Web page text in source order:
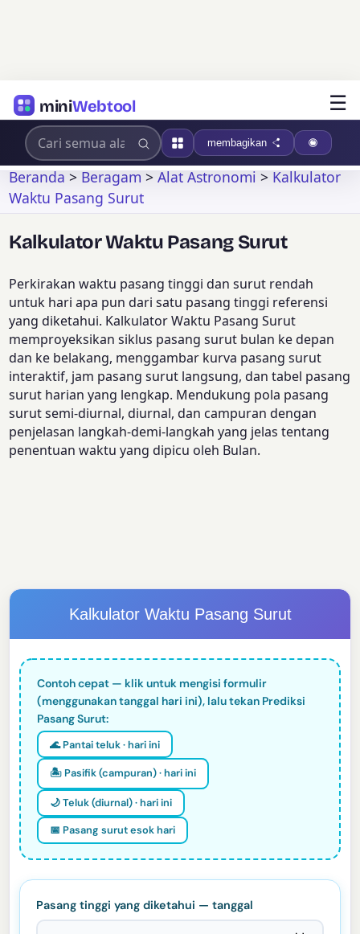
miniWebtool ☰
membagikan
Beranda>Beragam>Alat Astronomi>Kalkulator
Waktu Pasang Surut
Kalkulator Waktu Pasang Surut
Perkirakan waktu pasang tinggi dan surut rendah
untuk hari apa pun dari satu pasang tinggi referensi
yang diketahui. Kalkulator Waktu Pasang Surut
memproyeksikan siklus pasang surut bulan ke depan
dan ke belakang, menggambar kurva pasang surut
interaktif, jam pasang surut langsung, dan tabel pasang
surut harian yang lengkap. Mendukung pola pasang
surut semi-diurnal, diurnal, dan campuran dengan
penjelasan langkah-demi-langkah yang jelas tentang
penentuan waktu yang dipicu oleh Bulan.
Kalkulator Waktu Pasang Surut
Contoh cepat — klik untuk mengisi formulir
(menggunakan tanggal hari ini), lalu tekan Prediksi
Pasang Surut:
🌊 Pantai teluk · hari ini
🏝️ Pasifik (campuran) · hari ini
🌙 Teluk (diurnal) · hari ini
📅 Pasang surut esok hari
Pasang tinggi yang diketahui — tanggal